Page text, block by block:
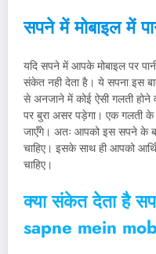
सपने में मोबाइल में
यदि सपने में आपके मोबाइल पर
संकेत नही देता है। ये सपना इस
से अनजाने में कोई ऐसी गलती
पर बुरा असर पड़ेगा। एक गलती
जाएँगे। अतः आपको इस सपने के
चाहिए। इसके साथ ही आपको
चाहिए।
क्या संकेत देता है
sapne mein